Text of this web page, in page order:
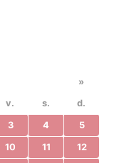
»
v. s. d.
3 4 5
10 11 12